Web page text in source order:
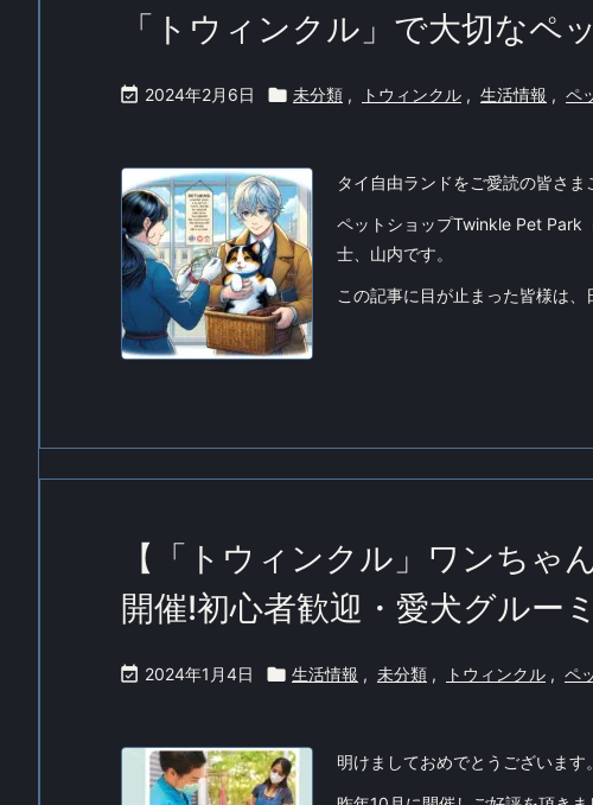
「トウィンクル」で大切なペ
 2024年2月6日  未分類 , トウィンクル , 生活情報 , ペ
タイ自由ランドをご愛読の皆さま
ペットショップTwinkle Pet Park
士、山内です。
この記事に目が止まった皆様は
【「トウィンクル」ワンちゃ
開催!初心者歓迎・愛犬グルー
 2024年1月4日  生活情報 , 未分類 , トウィンクル , ペ
明けましておめでとうございます